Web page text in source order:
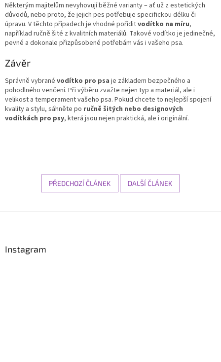
Některým majitelům nevyhovují běžné varianty – ať už z estetických
důvodů, nebo proto, že jejich pes potřebuje specifickou délku či
úpravu. V těchto případech je vhodné poříditvodítko na míru,
například ručně šité z kvalitních materiálů. Takové vodítko je jedinečné,
pevné a dokonale přizpůsobené potřebám vás i vašeho psa.
Závěr
Správně vybrané vodítko pro psa je základem bezpečného a
pohodlného venčení. Při výběru zvažte nejen typ a materiál, ale i
velikost a temperament vašeho psa. Pokud chcete to nejlepší spojení
kvality a stylu, sáhněte po ručně šitých nebo designových
vodítkách pro psy, která jsou nejen praktická, ale i originální.
PŘEDCHOZÍ ČLÁNEK DALŠÍ ČLÁNEK
Instagram